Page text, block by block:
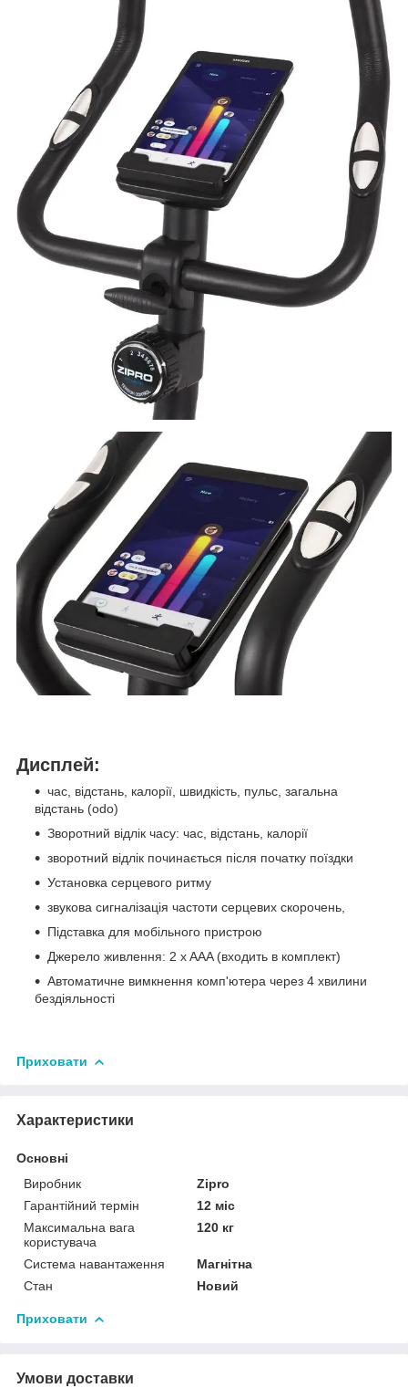
Дисплей:
час, відстань, калорії, швидкість, пульс, загальна
відстань (odo)
Зворотний відлік часу: час, відстань, калорії
зворотний відлік починається після початку поїздки
Установка серцевого ритму
звукова сигналізація частоти серцевих скорочень,
Підставка для мобільного пристрою
Джерело живлення: 2 x AAA (входить в комплект)
Автоматичне вимкнення комп'ютера через 4 хвилини
бездіяльності
Приховати
Характеристики
Основні
Виробник
Zipro
Гарантійний термін
12 міс
Максимальна вага
користувача
120 кг
Система навантаження
Магнітна
Стан
Новий
Приховати
Умови доставки